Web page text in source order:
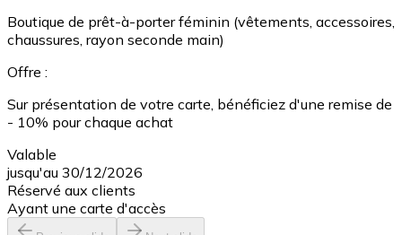
Boutique de prêt-à-porter féminin (vêtements, accessoires,
chaussures, rayon seconde main)
Offre :
Sur présentation de votre carte, bénéficiez d'une remise de
- 10% pour chaque achat
Valable
jusqu'au 30/12/2026
Réservé aux clients
Ayant une carte d'accès